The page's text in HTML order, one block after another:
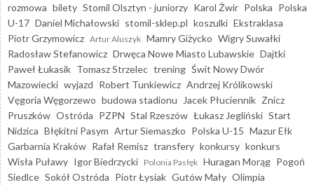
rozmowa bilety Stomil Olsztyn - juniorzy Karol Żwir Polska Polska
U-17 Daniel Michałowski stomil-sklep.pl koszulki Ekstraklasa
Piotr Grzymowicz Artur Aluszyk Mamry Giżycko Wigry Suwałki
Radosław Stefanowicz Drwęca Nowe Miasto Lubawskie Dajtki
Paweł Łukasik Tomasz Strzelec trening Świt Nowy Dwór
Mazowiecki wyjazd Robert Tunkiewicz Andrzej Królikowski
Vęgoria Węgorzewo budowa stadionu Jacek Płuciennik Znicz
Pruszków Ostróda PZPN Stal Rzeszów Łukasz Jegliński Start
Nidzica Błękitni Pasym Artur Siemaszko Polska U-15 Mazur Ełk
Garbarnia Kraków Rafał Remisz transfery konkursy konkurs
Wisła Puławy Igor Biedrzycki Polonia Pasłęk Huragan Morąg Pogoń
Siedlce Sokół Ostróda Piotr Łysiak Gutów Mały Olimpia